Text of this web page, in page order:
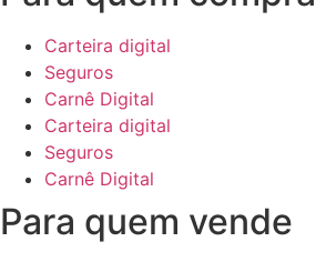
Carteira digital
Seguros
Carnê Digital
Carteira digital
Seguros
Carnê Digital
Para quem vende